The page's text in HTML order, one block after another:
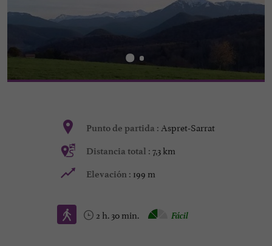
Punto de partida : Aspret-Sarrat
Distancia total : 7,3 km
Elevación : 199 m
2 h. 30 min. Fácil